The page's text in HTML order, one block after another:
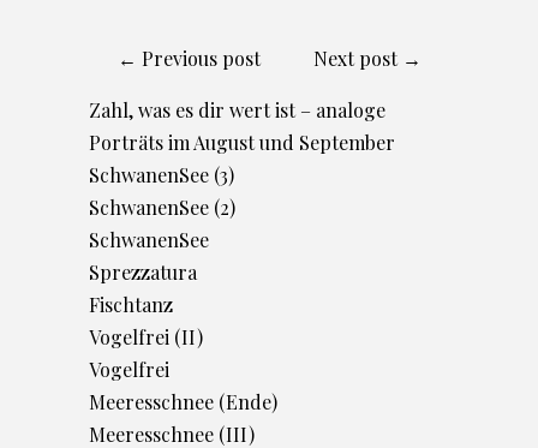
← Previous post Next post →
Zahl, was es dir wert ist – analoge
Porträts im August und September
SchwanenSee (3)
SchwanenSee (2)
SchwanenSee
Sprezzatura
Fischtanz
Vogelfrei (II)
Vogelfrei
Meeresschnee (Ende)
Meeresschnee (III)